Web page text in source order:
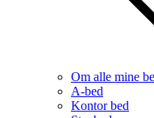
Om alle mine
A-bed
Kontor bed